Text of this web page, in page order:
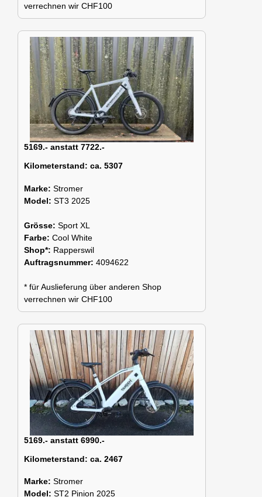
verrechnen wir CHF100
5169.- anstatt 7722.-
Kilometerstand: ca. 5307
Marke: Stromer
Model: ST3 2025
Grösse: Sport XL
Farbe: Cool White
Shop*: Rapperswil
Auftragsnummer: 4094622
* für Auslieferung über anderen Shop
verrechnen wir CHF100
5169.- anstatt 6990.-
Kilometerstand: ca. 2467
Marke: Stromer
Model: ST2 Pinion 2025